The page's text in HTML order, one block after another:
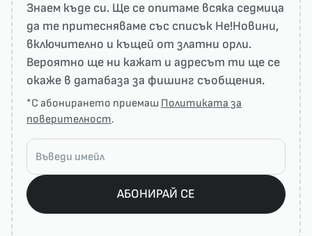
Знаем къде си. Ще се опитаме всяка седмица
да те притесняваме със списък He!Новини,
включително и къщей от златни орли.
Вероятно ще ни кажат и адресът ти ще се
окаже в датабаза за фишинг съобщения.
*С абонирането приемаш Политиката за
поверителност.
АБОНИРАЙ СЕ